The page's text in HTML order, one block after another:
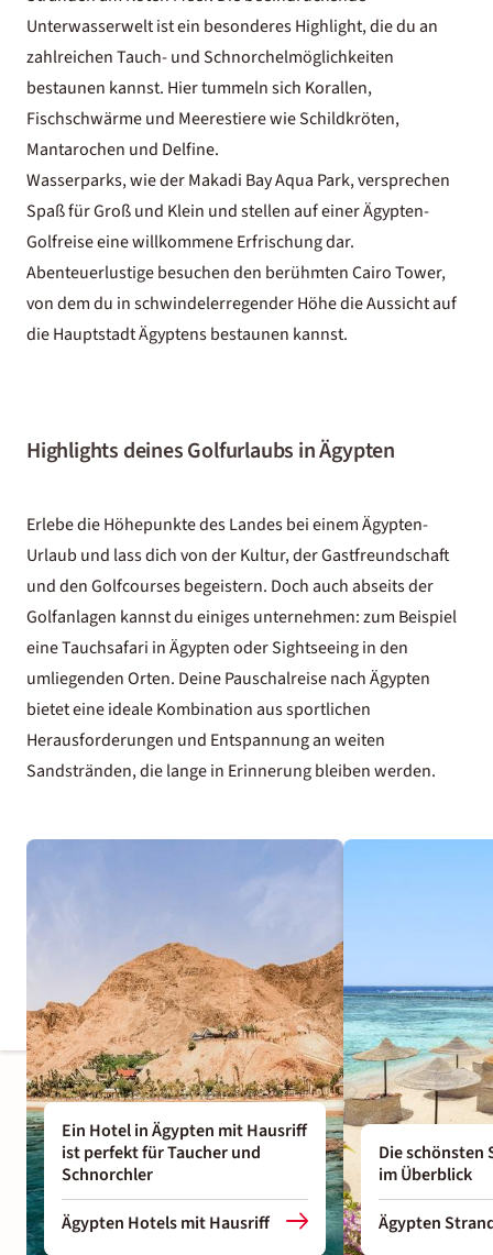
Unterwasserwelt ist ein besonderes Highlight, die du an
zahlreichen Tauch- und Schnorchelmöglichkeiten
bestaunen kannst. Hier tummeln sich Korallen,
Fischschwärme und Meerestiere wie Schildkröten,
Mantarochen und Delfine.
Wasserparks, wie der Makadi Bay Aqua Park, versprechen
Spaß für Groß und Klein und stellen auf einer Ägypten-
Golfreise eine willkommene Erfrischung dar.
Abenteuerlustige besuchen den berühmten Cairo Tower,
von dem du in schwindelerregender Höhe die Aussicht auf
die Hauptstadt Ägyptens bestaunen kannst.
Highlights deines Golfurlaubs in Ägypten
Erlebe die Höhepunkte des Landes bei einemÄgypten-
Urlaub und lass dich von der Kultur, der Gastfreundschaft
und den Golfcourses begeistern. Doch auch abseits der
Golfanlagen kannst du einiges unternehmen: zum Beispiel
eineTauchsafari in Ägyptenoder Sightseeing in den
umliegenden Orten. DeinePauschalreise nach Ägypten
bietet eine ideale Kombination aus sportlichen
Herausforderungen und Entspannung an weiten
Sandstränden, die lange in Erinnerung bleiben werden.
Ein Hotel in Ägypten mit Hausriff
ist perfekt für Taucher und
Schnorchler
Ägypten Hotels mit Hausriff
Die schönsten
im Überblick
Ägypten